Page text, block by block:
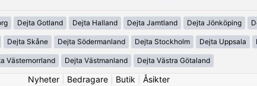
Dejta Gotland Dejta Halland Dejta Jamtland Dejta Jönköping
Dejta Skåne Dejta Södermanland Dejta Stockholm Dejta Uppsala
Västernorrland Dejta Västmanland Dejta Västra Götaland
Nyheter| Bedragare| Butik Åsikter